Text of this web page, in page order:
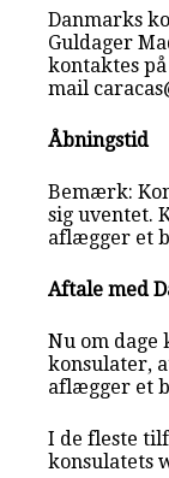
Danmarks
Guldager
kontaktes
mail
Åbningstid
Bemærk:
sig uventet.
aflægger et
Aftale med
Nu om dage
konsulater,
aflægger et
I de fleste
konsulatets